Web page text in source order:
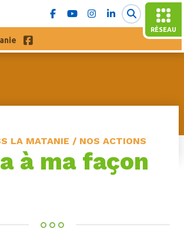
RÉSEAU
LA MATANIE / NOS ACTIONS
à ma façon